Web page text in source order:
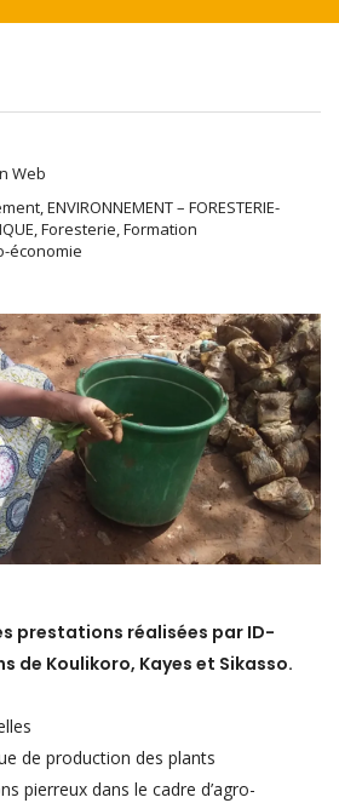
Web
ENVIRONNEMENT – FORESTERIE-
Foresterie, Formation
économie
prestations réalisées par ID-
de Koulikoro, Kayes et Sikasso.
de production des plants
pierreux dans le cadre d’agro-